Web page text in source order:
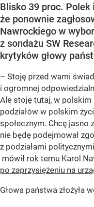
Blisko 39 proc.
że ponownie
Nawrockiego w
z sondażu SW
krytyków głowy
– Stoję przed wami
i ogromnej
Ale stoję tutaj, w
podziałów w polskim
społecznym. Chcę jasno
nie będę podejmował
z podziałami
mówił rok temu Karol
po zaprzysiężeniu na
Głowa państwa złożyła